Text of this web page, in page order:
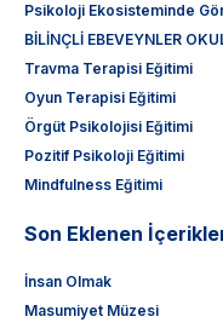
Psikoloji Ekosisteminde
BİLİNÇLİ EBEVEYNLER
Travma Terapisi Eğitimi
Oyun Terapisi Eğitimi
Örgüt Psikolojisi Eğitimi
Pozitif Psikoloji Eğitimi
Mindfulness Eğitimi
Son Eklenen
İnsan Olmak
Masumiyet Müzesi